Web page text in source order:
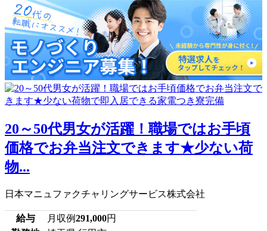
20～50代男女が活躍！職場ではお手頃
価格でお弁当注文できます★少ない荷
物...
日本マニュファクチャリングサービス株式会社
給与 月収例291,000円